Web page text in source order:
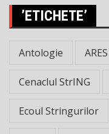
’ETICHETE’
Antologie ARES
Cenaclul StrING
Ecoul Stringurilor